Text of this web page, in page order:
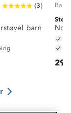
(3)
barn
Barn